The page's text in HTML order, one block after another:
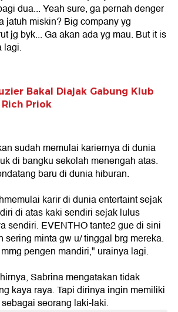
dua... Yeah sure, ga pernah denger
jatuh miskin? Big company yg
jg byk... Ga akan ada yg mau. But it is
lagi.
Bakal Diajak Gabung Klub
Priok
sudah memulai kariernya di dunia
di bangku sekolah menengah atas.
baru di dunia hiburan.
karir di dunia entertaint sejak
di atas kaki sendiri sejak lulus
sendiri. EVENTHO tante2 gue di sini
sering minta gw u/ tinggal brg mereka.
pengen mandiri," urainya lagi.
Sabrina mengatakan tidak
kaya raya. Tapi dirinya ingin memiliki
seorang laki-laki.